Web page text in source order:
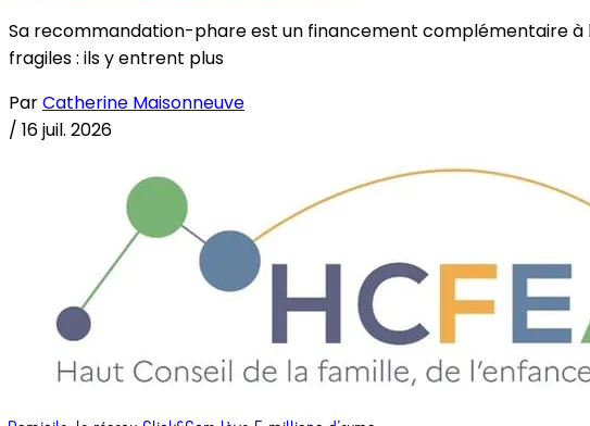
Sa recommandation-phare est un financement complémentaire à
fragiles : ils y entrent plus
ParCatherine Maisonneuve
/ 16 juil. 2026